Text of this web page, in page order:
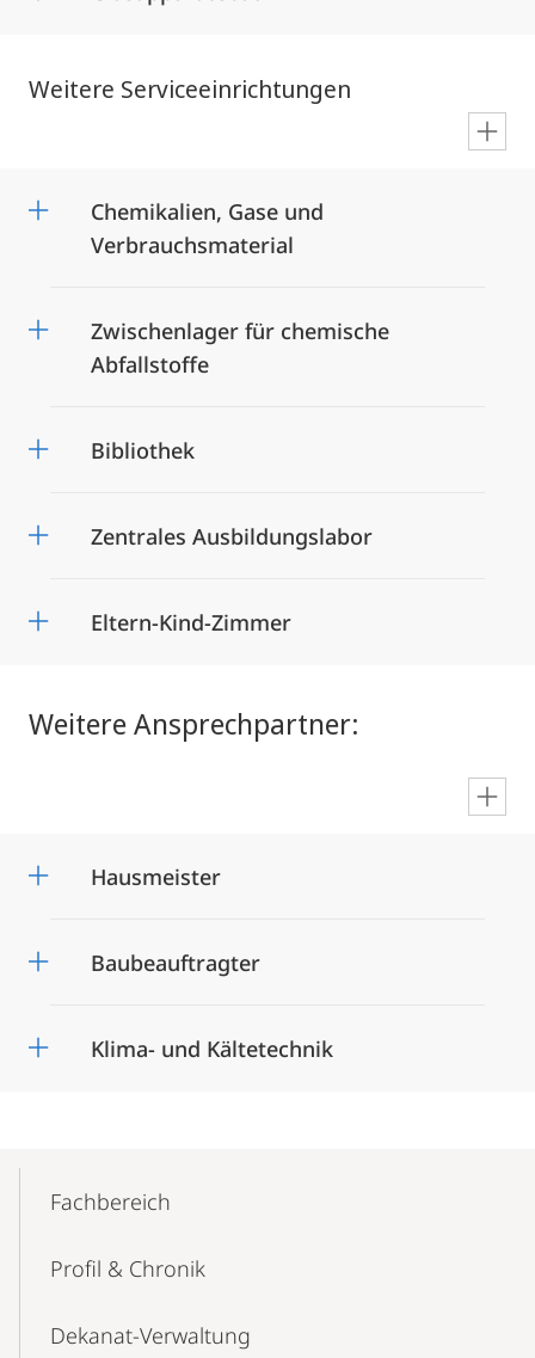
Weitere Serviceeinrichtungen
Chemikalien, Gase und
Verbrauchsmaterial
Zwischenlager für chemische
Abfallstoffe
Bibliothek
Zentrales Ausbildungslabor
Eltern-Kind-Zimmer
Weitere Ansprechpartner:
Hausmeister
Baubeauftragter
Klima- und Kältetechnik
NavigationFachbereich
Profil & Chronik
Dekanat-Verwaltung